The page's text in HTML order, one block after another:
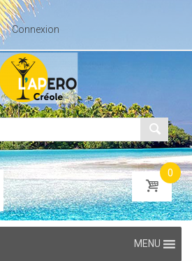
Connexion
0
MENU